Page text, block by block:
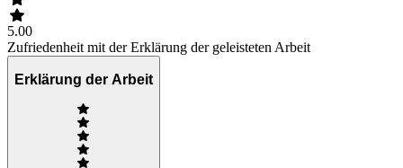
5.00
Zufriedenheit mit der Erklärung der geleisteten Arbeit
Erklärung der Arbeit